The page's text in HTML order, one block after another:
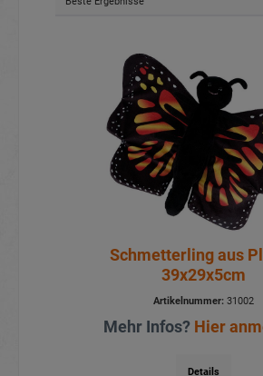
Schmetterling aus
39x29x5cm
Artikelnummer:31002
Mehr Infos? Hier
Details